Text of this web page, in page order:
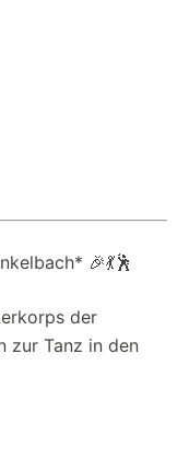
🎉💃🕺
der
zur Tanz in den